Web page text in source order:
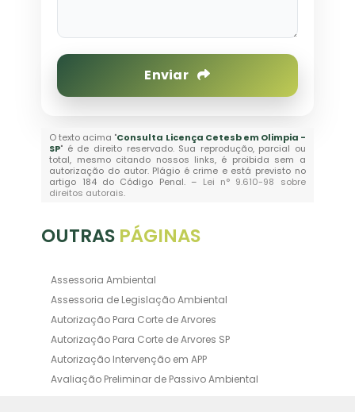
Enviar
O texto acima "Consulta Licença Cetesb em Olimpia -
SP" é de direito reservado. Sua reprodução, parcial ou
total, mesmo citando nossos links, é proibida sem a
autorização do autor. Plágio é crime e está previsto no
artigo 184 do Código Penal. – Lei n° 9.610-98 sobre
direitos autorais.
OUTRAS PÁGINAS
Assessoria Ambiental
Assessoria de Legislação Ambiental
Autorização Para Corte de Arvores
Autorização Para Corte de Arvores SP
Autorização Intervenção em APP
Avaliação Preliminar de Passivo Ambiental